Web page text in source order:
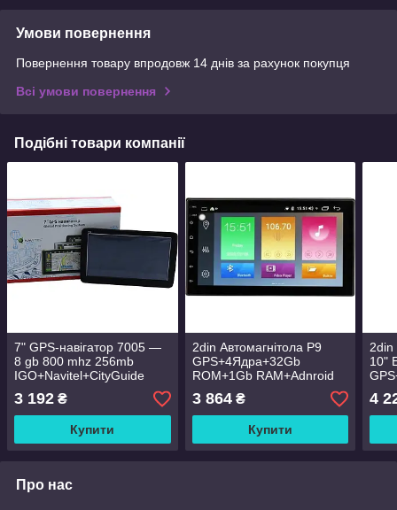
Умови повернення
Повернення товару впродовж 14 днів за рахунок покупця
Всі умови повернення
Подібні товари компанії
7" GPS-навігатор 7005 —
8 gb 800 mhz 256mb
IGO+Navitel+CityGuide
3 192 ₴
Купити
2din Автомагнітола P9
GPS+4Ядра+32Gb
ROM+1Gb RAM+Adnroid
3 864₴
Купити
2din
10"
4
Про нас